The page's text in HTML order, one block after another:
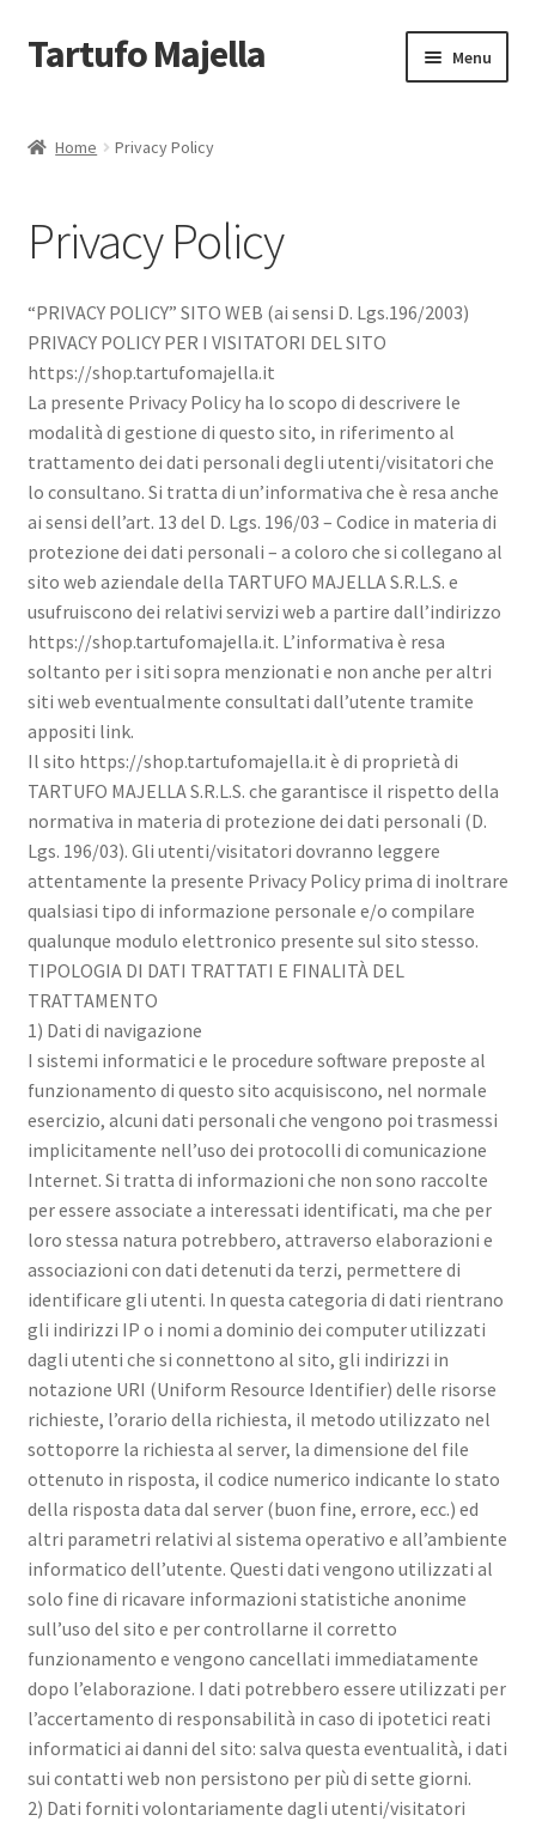
Vai
alla
Vai
al
Tartufo Majella Menu
Cassa
Cookie Policy
Il mio account
Newsletter
Non voglio più ricevere email
Privacy Policy
Termini e Condizioni
Home Privacy Policy
Privacy Policy
“PRIVACY POLICY” SITO WEB (ai sensi D. Lgs.196/2003)
PRIVACY POLICY PER I VISITATORI DEL SITO
https://shop.tartufomajella.it
La presente Privacy Policy ha lo scopo di descrivere le
modalità di gestione di questo sito, in riferimento al
trattamento dei dati personali degli utenti/visitatori che
lo consultano. Si tratta di un’informativa che è resa anche
ai sensi dell’art. 13 del D. Lgs. 196/03 – Codice in materia di
protezione dei dati personali – a coloro che si collegano al
sito web aziendale della TARTUFO MAJELLA S.R.L.S. e
usufruiscono dei relativi servizi web a partire dall’indirizzo
https://shop.tartufomajella.it. L’informativa è resa
soltanto per i siti sopra menzionati e non anche per altri
siti web eventualmente consultati dall’utente tramite
appositi link.
Il sito https://shop.tartufomajella.it è di proprietà di
TARTUFO MAJELLA S.R.L.S. che garantisce il rispetto della
normativa in materia di protezione dei dati personali (D.
Lgs. 196/03). Gli utenti/visitatori dovranno leggere
attentamente la presente Privacy Policy prima di inoltrare
qualsiasi tipo di informazione personale e/o compilare
qualunque modulo elettronico presente sul sito stesso.
TIPOLOGIA DI DATI TRATTATI E FINALITÀ DEL
TRATTAMENTO
1) Dati di navigazione
I sistemi informatici e le procedure software preposte al
funzionamento di questo sito acquisiscono, nel normale
esercizio, alcuni dati personali che vengono poi trasmessi
implicitamente nell’uso dei protocolli di comunicazione
Internet. Si tratta di informazioni che non sono raccolte
per essere associate a interessati identificati, ma che per
loro stessa natura potrebbero, attraverso elaborazioni e
associazioni con dati detenuti da terzi, permettere di
identificare gli utenti. In questa categoria di dati rientrano
gli indirizzi IP o i nomi a dominio dei computer utilizzati
dagli utenti che si connettono al sito, gli indirizzi in
notazione URI (Uniform Resource Identifier) delle risorse
richieste, l’orario della richiesta, il metodo utilizzato nel
sottoporre la richiesta al server, la dimensione del file
ottenuto in risposta, il codice numerico indicante lo stato
della risposta data dal server (buon fine, errore, ecc.) ed
altri parametri relativi al sistema operativo e all’ambiente
informatico dell’utente. Questi dati vengono utilizzati al
solo fine di ricavare informazioni statistiche anonime
sull’uso del sito e per controllarne il corretto
funzionamento e vengono cancellati immediatamente
dopo l’elaborazione. I dati potrebbero essere utilizzati per
l’accertamento di responsabilità in caso di ipotetici reati
informatici ai danni del sito: salva questa eventualità, i dati
sui contatti web non persistono per più di sette giorni.
2) Dati forniti volontariamente dagli utenti/visitatori